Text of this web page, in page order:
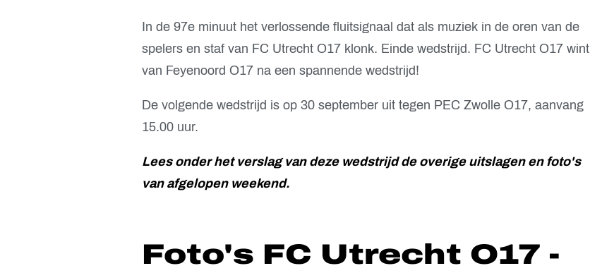
In de 97e minuut het verlossende fluitsignaal dat als muziek in de oren van de
spelers en staf van FC Utrecht O17 klonk. Einde wedstrijd. FC Utrecht O17 wint
van Feyenoord O17 na een spannende wedstrijd!
De volgende wedstrijd is op 30 september uit tegen PEC Zwolle O17, aanvang
15.00 uur.
Lees onder het verslag van deze wedstrijd de overige uitslagen en foto's
van afgelopen weekend.
Foto's FC Utrecht O17 -